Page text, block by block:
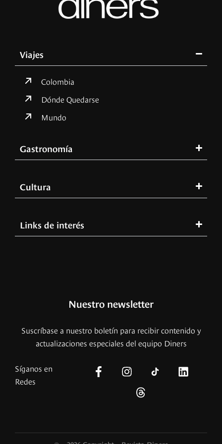
Viajes
Colombia
Dónde Quedarse
Mundo
Gastronomía
Cultura
Links de interés
Nuestro newsletter
Suscríbase a nuestro boletín para recibir contenido y
actualizaciones especiales del equipo Diners
Síganos en
Redes